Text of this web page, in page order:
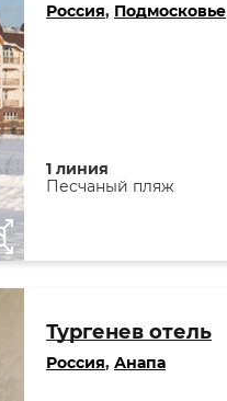
Россия, Подмосковье
1 линия
Песчаный пляж
Тургенев отель
Россия, Анапа